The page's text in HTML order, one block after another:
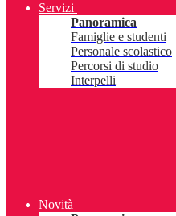
Servizi
Panoramica
Famiglie e studenti
Personale scolastico
Percorsi di studio
Interpelli
Novità